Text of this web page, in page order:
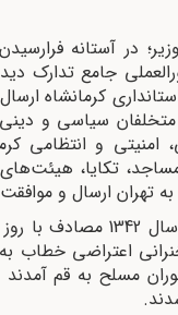
در آستانه
جامع تدارک
کرمانشاه
سیاسی و
امنیتی و انتظامی
تکایا،
سیزدهم خردادماه
اعتراضی خطاب به
1342 مأموران